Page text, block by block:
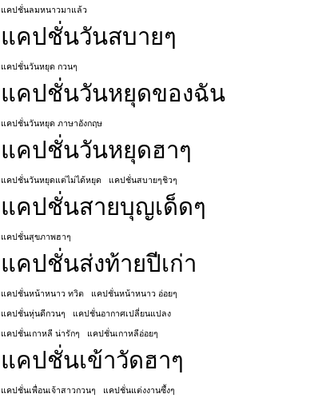
แคปชั่นลมหนาวมาแล้ว
แคปชั่นวันสบายๆ
แคปชั่นวันหยุด กวนๆ
แคปชั่นวันหยุดของฉัน
แคปชั่นวันหยุด ภาษาอังกฤษ
แคปชั่นวันหยุดฮาๆ
แคปชั่นวันหยุดแต่ไม่ได้หยุด แคปชั่นสบายๆชิวๆ
แคปชั่นสายบุญเด็ดๆ
แคปชั่นสุขภาพฮาๆ
แคปชั่นส่งท้ายปีเก่า
แคปชั่นหน้าหนาว ทวิต
แคปชั่นหน้าหนาว อ่อยๆ
แคปชั่นหุ่นดีกวนๆ
แคปชั่นอากาศเปลี่ยนแปลง
แคปชั่นเกาหลี น่ารักๆ
แคปชั่นเกาหลีอ่อยๆ
แคปชั่นเข้าวัดฮาๆ
แคปชั่นเพื่อนเจ้าสาวกวนๆ แคปชั่นแต่งงานซึ้งๆ